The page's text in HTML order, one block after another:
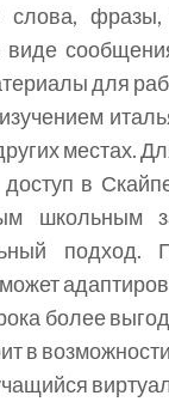
слова,
виде
для
местах.
в
школьным
подход.
более
в